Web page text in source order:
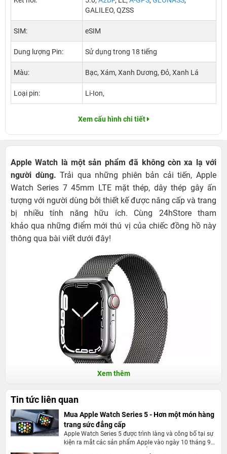
GALILEO, QZSS
SIM: eSIM
Dung lượng Pin: Sử dụng trong 18 tiếng
Màu: Bạc, Xám, Xanh Dương, Đỏ, Xanh Lá
Loại pin: Li-Ion,
Xem cấu hình chi tiết
Apple Watch là một sản phẩm đã không còn xa lạ với
người dùng. Trải qua những phiên bản cải tiến, Apple
Watch Series 7 45mm LTE mặt thép, dây thép gây ấn
tượng với người dùng bởi thiết kế được nâng cấp và trang
bị nhiều tính năng hữu ích. Cùng 24hStore tham
khảo qua những điểm mới thú vị của chiếc đồng hồ này
thông qua bài viết dưới đây!
Điều gì làm nên sức hút của Apple Watch
Series 7 45mm LTE mặt thép, dây thép?
Những cải tiến của Apple Watch Series 7 45mm
LTE mặt thép, dây thép
Xem thêm
Tin tức liên quan
Mua Apple Watch Series 5 - Hơn một món hàng
trang sức đẳng cấp
Apple Watch Series 5 được trình làng và công bố tại sự
kiện ra mắt các sản phẩm Apple vào ngày 10 tháng 9